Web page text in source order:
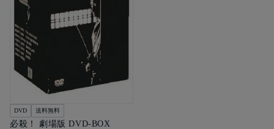
DVD 送料無料
必殺！ 劇場版 DVD-BOX